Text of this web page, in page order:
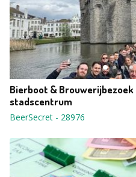
Bierboot &
stadscentrum
BeerSecret - 28976